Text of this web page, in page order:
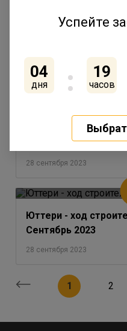
Янила - ход
28 сентября 2023
IQ Гатчина - ход
Сентябрь 2023
28 сентября 2023
Юттери - ход
Сентябрь 2023
28 сентября 2023
1 2
Успейте
04
дня
19
часов